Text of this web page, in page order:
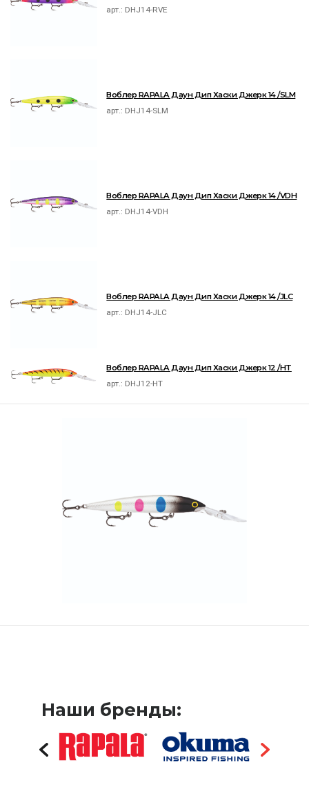
арт.: DHJ14-RVE
Воблер RAPALA Даун Дип Хаски Джерк 14 /SLM
арт.: DHJ14-SLM
Воблер RAPALA Даун Дип Хаски Джерк 14 /VDH
арт.: DHJ14-VDH
Воблер RAPALA Даун Дип Хаски Джерк 14 /JLC
арт.: DHJ14-JLC
Воблер RAPALA Даун Дип Хаски Джерк 12 /HT
арт.: DHJ12-HT
Наши бренды: